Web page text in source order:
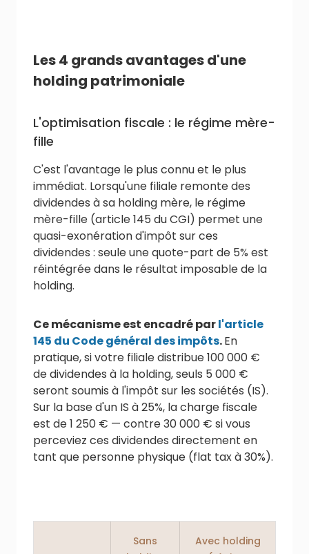
Les 4 grands avantages d'une
holding patrimoniale
L'optimisation fiscale : le régime mère-
fille
C'est l'avantage le plus connu et le plus
immédiat. Lorsqu'une filiale remonte des
dividendes à sa holding mère, le régime
mère-fille (article 145 du CGI) permet une
quasi-exonération d'impôt sur ces
dividendes : seule une quote-part de 5% est
réintégrée dans le résultat imposable de la
holding.
Ce mécanisme est encadré parl'article
145 du Code général des impôts.En
pratique, si votre filiale distribue 100 000 €
de dividendes à la holding, seuls 5 000 €
seront soumis à l'impôt sur les sociétés (IS).
Sur la base d'un IS à 25%, la charge fiscale
est de 1 250 € — contre 30 000 € si vous
perceviez ces dividendes directement en
tant que personne physique (flat tax à 30%).
Sans
Avec holding